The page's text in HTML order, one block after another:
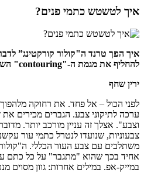
איך לטשטש כתמי פנים?
איך הפך טרנד ה"קולור קורקטינג”
להחליף את מגמת ה-"contouring" השולטת?
ירין שחף
לפני הכול – אל פחד. את רחוקה מלהפוך
ערכה לתיקוני צבע. הגברים מכירים
וצבע". אצלך זה עניין מורכב יותר.
צבעוניות, שנועדו לנטרל כתמי עור
משתלבים עם צבע העור הכללי. ה"קולור
אחיד בכך שהוא "מתגבר" על כל כתם
במייק-אפ. במילים אחרות: גוון מסוים